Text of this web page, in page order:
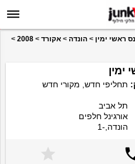

ראשי ימין > הונדה > אקורד >
2008
>
ימין
תחליפי חדש, מקורי חדש
תל אביב
אורגינל חלפים
הונדה,-1
